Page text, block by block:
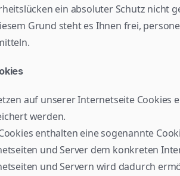
ein absoluter Schutz nicht
Grund steht es Ihnen frei,
auf unserer Internetseite Cookies
werden.
enthalten eine sogenannte
und Server dem konkreten
und Servern wird dadurch